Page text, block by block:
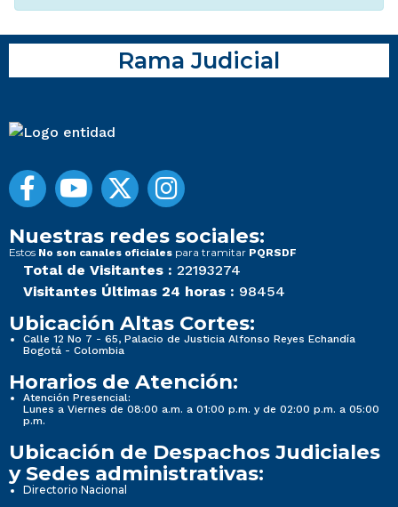
Rama Judicial
Nuestras redes sociales:
Estos No son canales oficiales para tramitar PQRSDF
Total de Visitantes : 22193274
Visitantes Últimas 24 horas : 98454
Ubicación Altas Cortes:
Calle 12 No 7 - 65, Palacio de Justicia Alfonso Reyes Echandía
Bogotá - Colombia
Horarios de Atención:
Atención Presencial:
Lunes a Viernes de 08:00 a.m. a 01:00 p.m. y de 02:00 p.m. a 05:00
p.m.
Ubicación de Despachos Judiciales
y Sedes administrativas:
Directorio Nacional